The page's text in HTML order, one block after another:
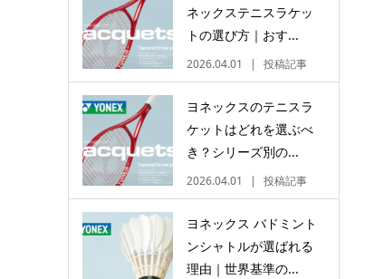
ネックステニスラケッ
トの選び方｜おす...
2026.04.01 投稿記事
ヨネックスのテニスラ
ケットはどれを選ぶべ
き？シリーズ別の...
2026.04.01 投稿記事
ヨネックス バドミント
ンシャトルが選ばれる
理由｜世界基準の...